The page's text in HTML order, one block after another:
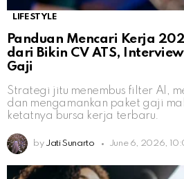
LIFESTYLE
Panduan Mencari Kerja
dari Bikin CV ATS,
Gaji
Strategi jitu menembus filter AI,
dan mengamankan paket gaji
ketatnya bursa kerja terbaru.
by Jati Sunarto June 6, 2026,